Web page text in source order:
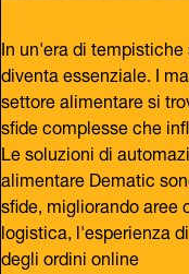
In un'era di
diventa essenziale. I
settore alimentare si
sfide complesse che
Le soluzioni di
alimentare Dematic
sfide, migliorando
logistica, l'esperienza
degli ordini online